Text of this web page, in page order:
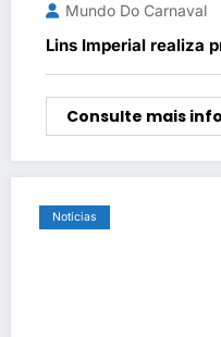
Mundo Do Carnaval
Lins Imperial realiza
Consulte mais
Notícias